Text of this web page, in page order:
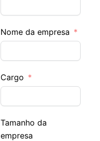
Nome da empresa
Cargo
Tamanho da
empresa